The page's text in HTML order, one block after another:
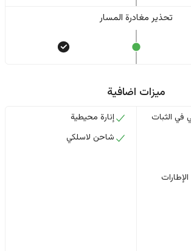
تحذير مغادرة المسار
ميزات اضافية
في الثبات
إنارة محيطية
شاحن لاسلكي